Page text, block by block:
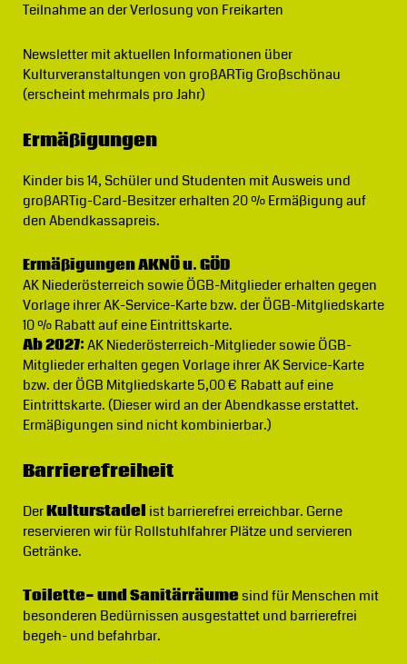
Teilnahme an der Verlosung von Freikarten
Newslettermit aktuellen Informationen über
Kulturveranstaltungen von großARTig Großschönau
(erscheint mehrmals pro Jahr)
Ermäßigungen
Kinder bis 14, Schüler und Studenten mit Ausweis und
großARTig-Card-Besitzer erhalten 20 % Ermäßigung auf
den Abendkassapreis.
Ermäßigungen AKNÖ u. GÖD
AK Niederösterreich sowie ÖGB-Mitglieder erhalten gegen
Vorlage ihrer AK-Service-Karte bzw. der ÖGB-Mitgliedskarte
10 % Rabatt auf eine Eintrittskarte.
Ab 2027:AK Niederösterreich-Mitglieder sowie ÖGB-
Mitglieder erhalten gegen Vorlage ihrer AK Service-Karte
bzw. der ÖGB Mitgliedskarte 5,00 € Rabatt auf eine
Eintrittskarte. (Dieser wird an der Abendkasse erstattet.
Ermäßigungen sind nicht kombinierbar.)
Barrierefreiheit
DerKulturstadel ist barrierefrei erreichbar. Gerne
reservieren wir für Rollstuhlfahrer Plätze und servieren
Getränke.
Toilette- und Sanitärräumesind für Menschen mit
besonderen Bedürnissen ausgestattet und barrierefrei
begeh- und befahrbar.